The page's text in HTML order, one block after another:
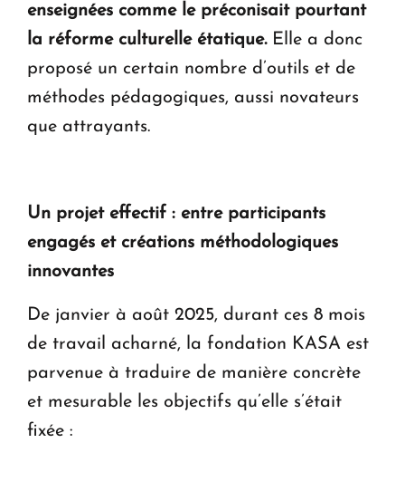
enseignées comme le préconisait pourtant
la réforme culturelle étatique.Elle a donc
proposé un certain nombre d’outils et de
méthodes pédagogiques, aussi novateurs
que attrayants.
Un projet effectif : entre participants
engagés et créations méthodologiques
innovantes
De janvier à août 2025, durant ces 8 mois
de travail acharné, la fondation KASA est
parvenue à traduire de manière concrète
et mesurable les objectifs qu’elle s’était
fixée :